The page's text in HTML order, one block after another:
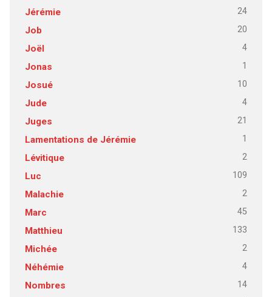
Jérémie 24
Job 20
Joël 4
Jonas 1
Josué 10
Jude 4
Juges 21
Lamentations de Jérémie 1
Lévitique 2
Luc 109
Malachie 2
Marc 45
Matthieu 133
Michée 2
Néhémie 4
Nombres 14